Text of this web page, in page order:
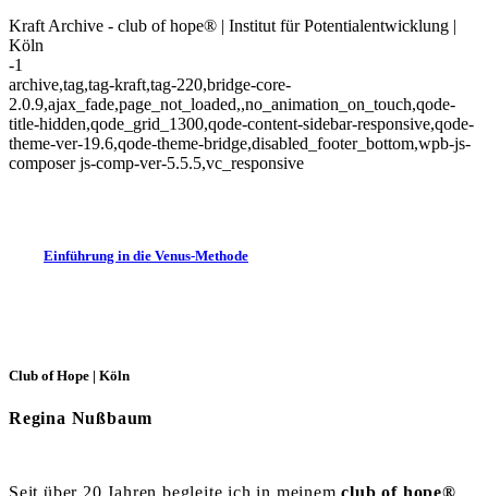
Kraft Archive - club of hope® | Institut für Potentialentwicklung |
Köln
-1
archive,tag,tag-kraft,tag-220,bridge-core-
2.0.9,ajax_fade,page_not_loaded,,no_animation_on_touch,qode-
title-hidden,qode_grid_1300,qode-content-sidebar-responsive,qode-
theme-ver-19.6,qode-theme-bridge,disabled_footer_bottom,wpb-js-
composer js-comp-ver-5.5.5,vc_responsive
Einführung in die Venus-Methode
Club of Hope | Köln
Regina Nußbaum
Seit über 20 Jahren begleite ich in meinemclub of hope®